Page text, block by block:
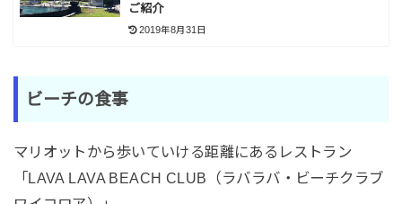
ご紹介
2019年8月31日
ビーチの食事
マリオットから歩いていける距離にあるレストラン
「LAVA LAVA BEACH CLUB（ラバラバ・ビーチクラブ